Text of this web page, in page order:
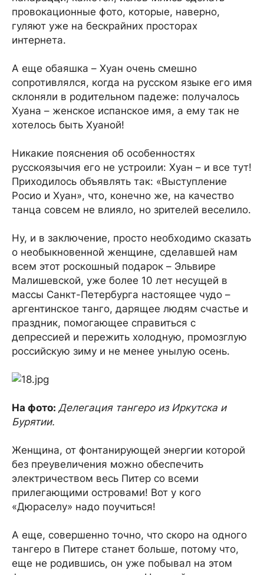
провокационные фото, которые, наверно,
гуляют уже на бескрайних просторах
интернета.
А еще обаяшка – Хуан очень смешно
сопротивлялся, когда на русском языке его имя
склоняли в родительном падеже: получалось
Хуана – женское испанское имя, а ему так не
хотелось быть Хуаной!
Никакие пояснения об особенностях
русскоязычия его не устроили: Хуан – и все тут!
Приходилось объявлять так: «Выступление
Росио и Хуан», что, конечно же, на качество
танца совсем не влияло, но зрителей веселило.
Ну, и в заключение, просто необходимо сказать
о необыкновенной женщине, сделавшей нам
всем этот роскошный подарок – Эльвире
Малишевской, уже более 10 лет несущей в
массы Санкт-Петербурга настоящее чудо –
аргентинское танго, дарящее людям счастье и
праздник, помогающее справиться с
депрессией и пережить холодную, промозглую
российскую зиму и не менее унылую осень.
На фото: Делегация тангеро из Иркутска и
Бурятии.
Женщина, от фонтанирующей энергии которой
без преувеличения можно обеспечить
электричеством весь Питер со всеми
прилегающими островами! Вот у кого
«Дюраселу» надо поучиться!
А еще, совершенно точно, что скоро на одного
тангеро в Питере станет больше, потому что,
еще не родившись, он уже побывал на этом